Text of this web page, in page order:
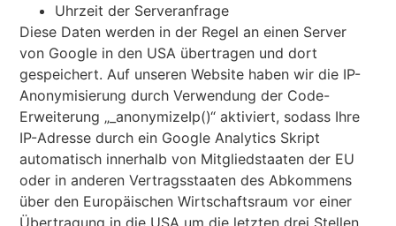
Uhrzeit der Serveranfrage
Diese Daten werden in der Regel an einen Server
von Google in den USA übertragen und dort
gespeichert. Auf unseren Website haben wir die IP-
Anonymisierung durch Verwendung der Code-
Erweiterung „_anonymizeIp()“ aktiviert, sodass Ihre
IP-Adresse durch ein Google Analytics Skript
automatisch innerhalb von Mitgliedstaaten der EU
oder in anderen Vertragsstaaten des Abkommens
über den Europäischen Wirtschaftsraum vor einer